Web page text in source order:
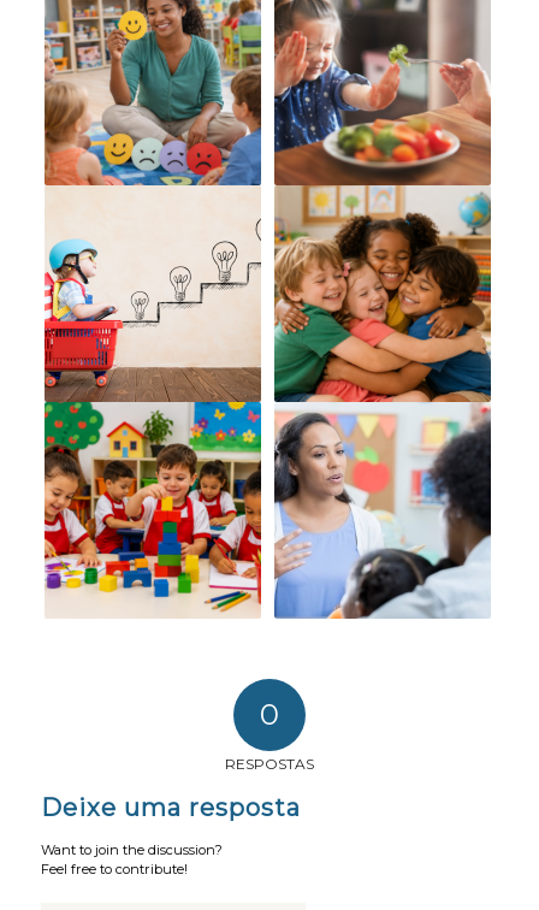
0
RESPOSTAS
Deixe uma resposta
Want to join the discussion?
Feel free to contribute!